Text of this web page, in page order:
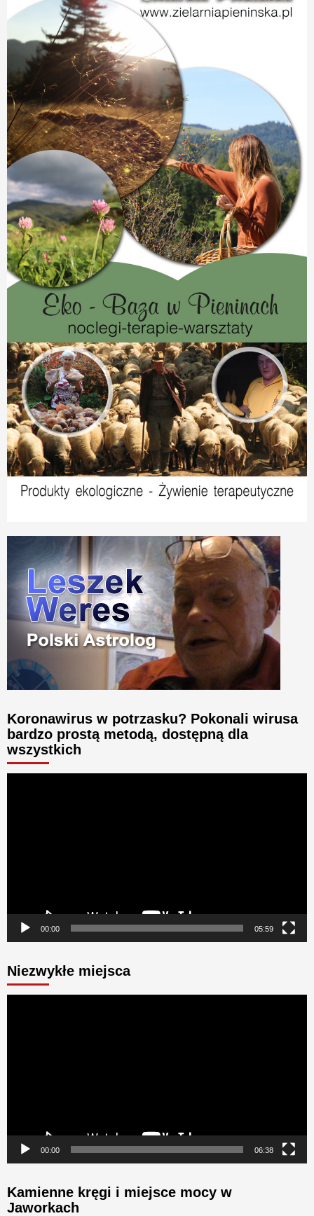
Koronawirus w potrzasku? Pokonali wirusa
bardzo prostą metodą, dostępną dla
wszystkich
00:00 05:59
Niezwykłe miejsca
00:00 06:38
Kamienne kręgi i miejsce mocy w
Jaworkach